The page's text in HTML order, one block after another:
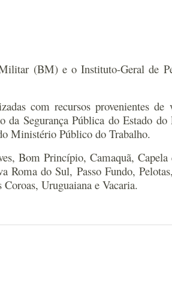
(BM) e o Instituto-Geral de
com recursos provenientes de
da Segurança Pública do Estado
Ministério Público do Trabalho.
Bom Princípio, Camaquã, Capela
Roma do Sul, Passo Fundo,
Uruguaiana e Vacaria.